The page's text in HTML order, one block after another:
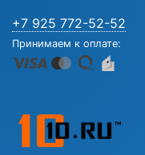
+7 925 772-52-52
Принимаем к оплате: